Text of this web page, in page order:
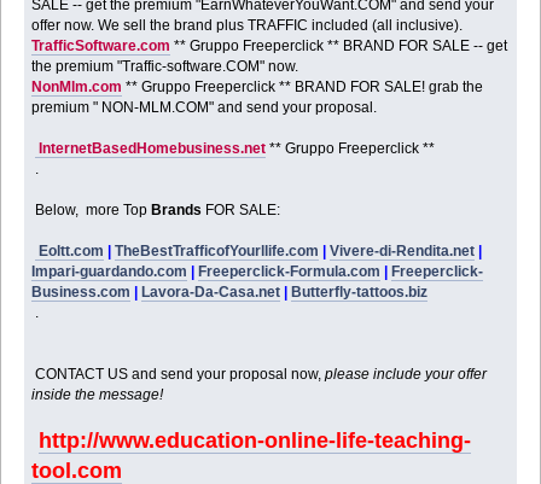
SALE -- get the premium "EarnWhateverYouWant.COM" and send your
offer now. We sell the brand plus TRAFFIC included (all inclusive).
TrafficSoftware.com ** Gruppo Freeperclick ** BRAND FOR SALE -- get
the premium "Traffic-software.COM" now.
NonMlm.com ** Gruppo Freeperclick ** BRAND FOR SALE! grab the
premium " NON-MLM.COM" and send your proposal.
InternetBasedHomebusiness.net ** Gruppo Freeperclick **
Below, more TopBrands FOR SALE:
Eoltt.com |TheBestTrafficofYourllife.com |Vivere-di-Rendita.net |
Impari-guardando.com |Freeperclick-Formula.com |Freeperclick-
Business.com |Lavora-Da-Casa.net |Butterfly-tattoos.biz
CONTACT US and send your proposal now,please include your offer
inside the message!
http://www.education-online-life-teaching-
tool.com